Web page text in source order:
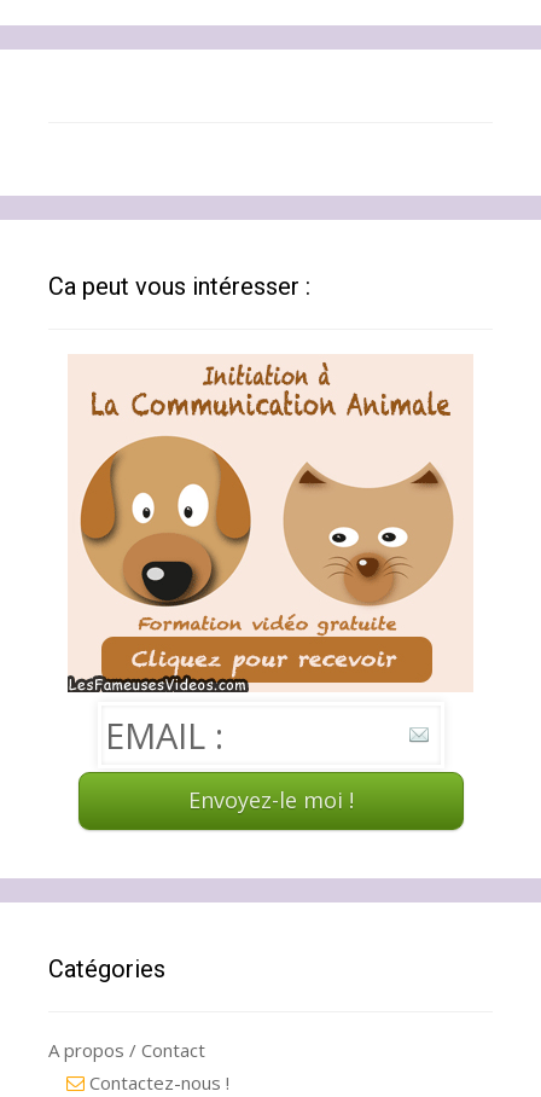
Ca peut vous intéresser :
Catégories
A propos / Contact
Contactez-nous !